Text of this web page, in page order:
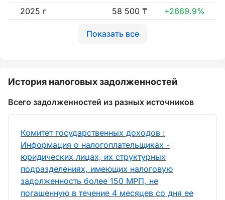
2025 г
58 500 ₸ +2669.9%
Показать все
История налоговых задолженностей
Всего задолженностей из разных источников
Комитет государственных доходов :
Информация о налогоплательщиках -
юридических лицах, их структурных
подразделениях, имеющих налоговую
задолженность более 150 МРП, не
погашенную в течение 4 месяцев со дня ее